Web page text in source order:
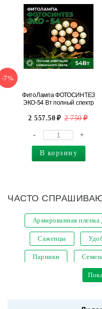
-7%
ФитоЛампа ФОТОСИНТЕЗ
ЭКО-54 Вт полный спектр
2 557.50 2 750
- +
В корзину
ЧАСТО
Армированная пленка
Саженцы
Парники